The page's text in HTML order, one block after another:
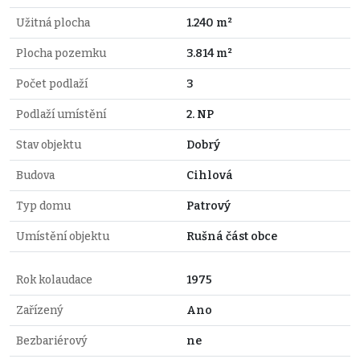
Užitná plocha 1.240 m²
Plocha pozemku 3.814 m²
Počet podlaží 3
Podlaží umístění 2. NP
Stav objektu Dobrý
Budova Cihlová
Typ domu Patrový
Umístění objektu Rušná část obce
Rok kolaudace 1975
Zařízený Ano
Bezbariérový ne